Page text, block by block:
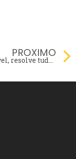
PROXIMO
Tech Travel, resolve tudo para sua empresa?